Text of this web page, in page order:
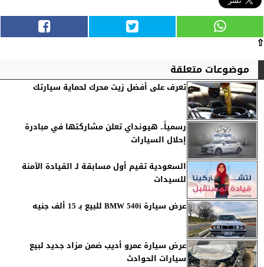
⇧
موضوعات متعلقة
تعرف على أفضل زيت محرك لحماية سيارتك
رسمياً.. هيونداي تعلن مشاركتها في مبادرة
إحلال السيارات
السعودية تقيم أول مسابقة لـ القيادة الآمنة
للسيدات
عرض سيارة BMW 540i للبيع بـ 15 ألف جنيه
عرض سيارة عمرو أديب ضمن مزاد جديد لبيع
سيارات الحوادث